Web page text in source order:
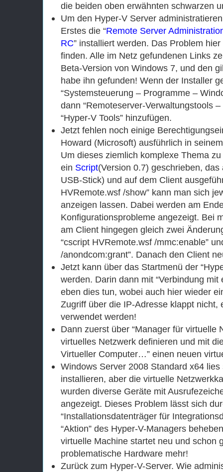
die beiden oben erwähnten schwarzen
Um den Hyper-V Server
Erstes die “Remote Server
RC” installiert werden. Das Problem
finden. Alle im Netz gefundenen Links
Beta-Version von Windows 7, und den
habe ihn gefunden! Wenn der Installer
“Systemsteuerung – Programme –
dann “Remoteserver-Verwaltungstools
“Hyper-V Tools” hinzufügen.
Jetzt fehlen noch einige
Howard (Microsoft) ausführlich in
Um dieses ziemlich komplexe Thema
ein Script(Version 0.7) geschrieben,
USB-Stick) und auf dem Client
HVRemote.wsf /show” kann man sich
anzeigen lassen. Dabei werden am
Konfigurationsprobleme angezeigt. Bei
am Client hingegen gleich zwei
“cscript HVRemote.wsf /mmc:enable”
/anondcom:grant”. Danach den Client
Jetzt kann über das Startmenü der
werden. Darin dann mit “Verbindung
eben dies tun, wobei auch hier wieder
Zugriff über die IP-Adresse klappt nicht,
verwendet werden!
Dann zuerst über “Manager für virtuelle
virtuelles Netzwerk definieren und mit
Virtueller Computer…” einen neuen
Windows Server 2008 Standard x64
installieren, aber die virtuelle
wurden diverse Geräte mit
angezeigt. Dieses Problem lässt sich
“Installationsdatenträger für
“Aktion” des Hyper-V-Managers
virtuelle Machine startet neu und schon
problematische Hardware mehr!
Zurück zum Hyper-V-Server. Wie